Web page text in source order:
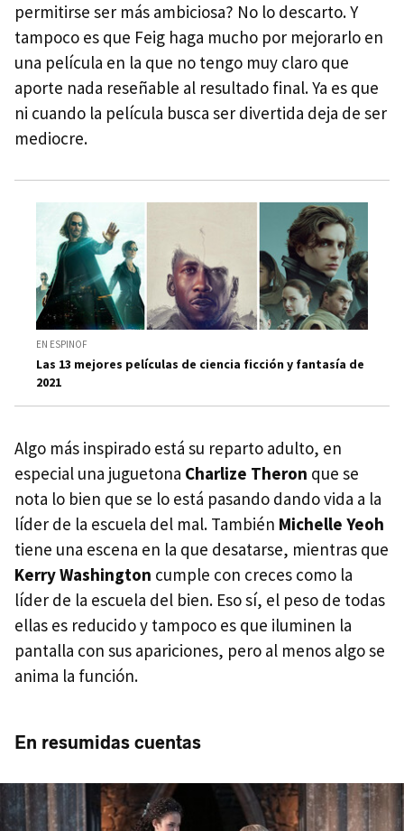
permitirse ser más ambiciosa? No lo descarto. Y
tampoco es que Feig haga mucho por mejorarlo en
una película en la que no tengo muy claro que
aporte nada reseñable al resultado final. Ya es que
ni cuando la película busca ser divertida deja de ser
mediocre.
EN ESPINOF
Las 13 mejores películas de ciencia ficción y fantasía de
2021
Algo más inspirado está su reparto adulto, en
especial una juguetona Charlize Theron que se
nota lo bien que se lo está pasando dando vida a la
líder de la escuela del mal. También Michelle Yeoh
tiene una escena en la que desatarse, mientras que
Kerry Washington cumple con creces como la
líder de la escuela del bien. Eso sí, el peso de todas
ellas es reducido y tampoco es que iluminen la
pantalla con sus apariciones, pero al menos algo se
anima la función.
En resumidas cuentas